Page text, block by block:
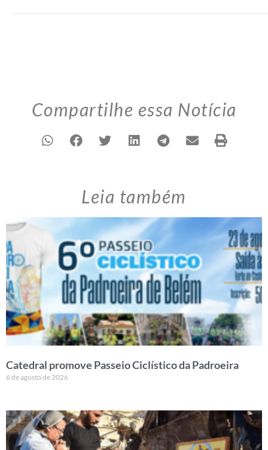
Compartilhe essa Notícia
Leia também
Catedral promove Passeio Ciclístico da Padroeira
6 de agosto de 2026